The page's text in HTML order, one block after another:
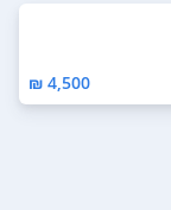
4,500 ₪